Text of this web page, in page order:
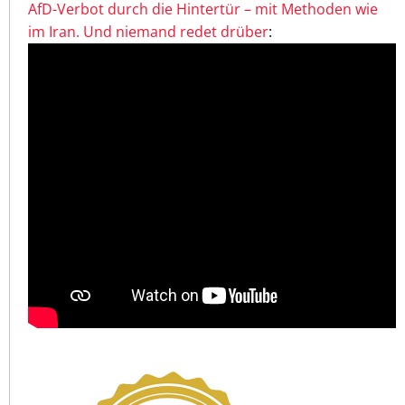
AfD-Verbot durch die Hintertür – mit Methoden wie
im Iran. Und niemand redet drüber: